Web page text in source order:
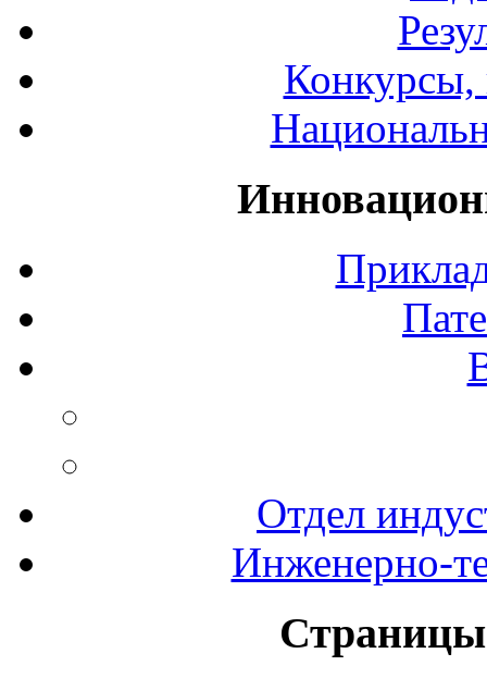
Конкурсы,
Отдел
Инженерно-
Страницы